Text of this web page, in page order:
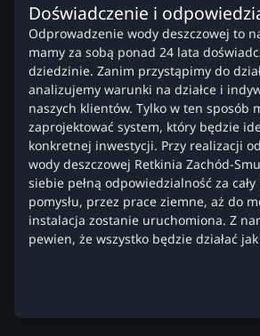
Doświadczenie i
Odprowadzenie wody deszczowej to
mamy za sobą ponad 24 lata
dziedzinie. Zanim przystąpimy do
analizujemy warunki na działce i
naszych klientów. Tylko w ten sposób
zaprojektować system, który będzie
konkretnej inwestycji. Przy realizacji
wody deszczowej Retkinia Zachód-
siebie pełną odpowiedzialność za cały
pomysłu, przez prace ziemne, aż do
instalacja zostanie uruchomiona. Z
pewien, że wszystko będzie działać